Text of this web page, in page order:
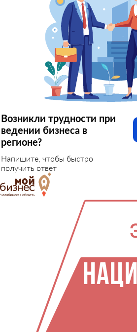
Возникли трудности при
ведении бизнеса в
регионе?
Напишите, чтобы быстро
получить ответ